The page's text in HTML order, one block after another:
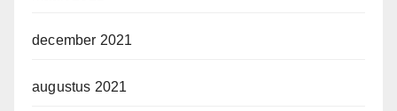
december 2021
augustus 2021